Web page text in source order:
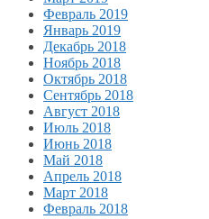
Февраль 2019
Январь 2019
Декабрь 2018
Ноябрь 2018
Октябрь 2018
Сентябрь 2018
Август 2018
Июль 2018
Июнь 2018
Май 2018
Апрель 2018
Март 2018
Февраль 2018